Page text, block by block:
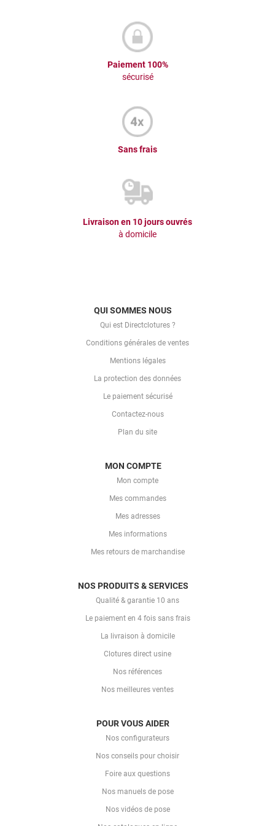
Paiement 100%
sécurisé
Sans frais
Livraison en 10 jours ouvrés
à domicile
QUI SOMMES NOUS
Qui est Directclotures ?
Conditions générales de ventes
Mentions légales
La protection des données
Le paiement sécurisé
Contactez-nous
Plan du site
MON COMPTE
Mon compte
Mes commandes
Mes adresses
Mes informations
Mes retours de marchandise
NOS PRODUITS & SERVICES
Qualité & garantie 10 ans
Le paiement en 4 fois sans frais
La livraison à domicile
Clotures direct usine
Nos références
Nos meilleures ventes
POUR VOUS AIDER
Nos configurateurs
Nos conseils pour choisir
Foire aux questions
Nos manuels de pose
Nos vidéos de pose